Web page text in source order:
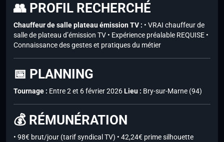
👥 PROFIL RECHERCHÉ
Chauffeur de salle plateau émission TV : • VRAI chauffeur de
salle de plateau d’émission TV • Expérience préalable REQUISE •
Connaissance des gestes et pratiques du métier
📅 PLANNING
Tournage : Entre 2 et 6 février 2026Lieu : Bry-sur-Marne (94)
💰 RÉMUNÉRATION
• 98€ brut/jour (tarif syndical TV) • 42,24€ prime silhouette